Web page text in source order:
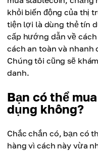
khỏi biến động của thị
tiện lợi là dùng thẻ tín
cấp hướng dẫn về
cách an toàn và nhanh
Chúng tôi cũng sẽ
danh.
Bạn có thể
dụng không?
Chắc chắn có, bạn có
hàng vì cách này vừa